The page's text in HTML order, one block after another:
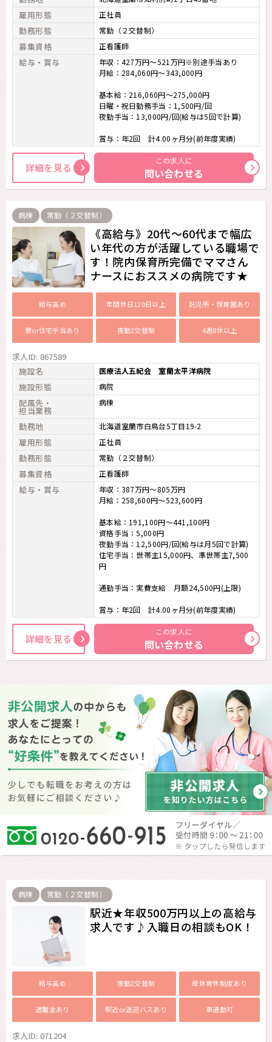
雇用形態 正社員
勤務形態 常勤（２交替制）
募集資格 正看護師
給与・賞与
年収：427万円～521万円※別途手当あり
月給：284,060円～343,000円
基本給：216,060円～275,000円
日曜・祝日勤務手当：1,500円/回
夜勤手当：13,000円/回(給与は5回で計算)
賞与：年2回 計4.00ヶ月分(前年度実績)
詳細を見る
この求人に
問い合わせる
病棟 常勤（２交替制）
《高給与》20代～60代まで幅広
い年代の方が活躍している職場で
す！院内保育所完備でママさん
ナースにおススメの病院です★
給与高め 年間休日120日以上 託児所・保育園あり
寮or住宅手当あり 夜勤2交替制 4週8休以上
求人ID: 867589
施設名
医療法人五紀会 室蘭太平洋病院
施設形態 病院
配属先・
担当業務
病棟
勤務地 北海道室蘭市白鳥台5丁目19-2
雇用形態 正社員
勤務形態 常勤（２交替制）
募集資格 正看護師
給与・賞与
年収：387万円～805万円
月給：258,600円～523,600円
基本給：191,100円～441,100円
資格手当：5,000円
夜勤手当：12,500円/回(給与は月5回で計算)
住宅手当：世帯主15,000円、準世帯主7,500
円
通勤手当：実費支給 月額24,500円(上限)
賞与：年2回 計4.00ヶ月分(前年度実績)
詳細を見る
この求人に
問い合わせる
病棟 常勤（２交替制）
駅近★年収500万円以上の高給与
求人です♪入職日の相談もOK！
給与高め 夜勤2交替制 産休育休制度あり
退職金あり 駅近or送迎バスあり 車通勤可
求人ID: 071204